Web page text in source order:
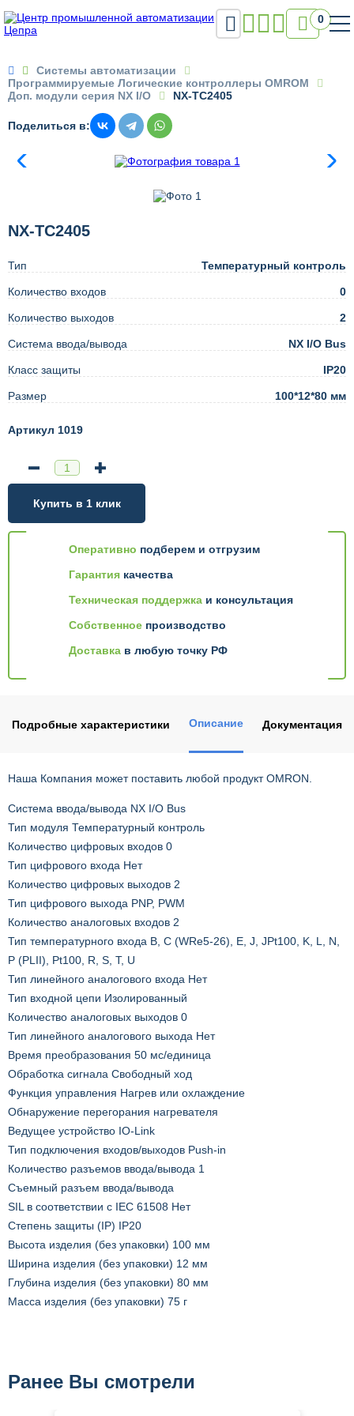
 0

Системы автоматизации
Программируемые Логические контроллеры OMROM
Доп. модули серия NX I/O
NX-TC2405
Поделиться в:
NX-TC2405
Тип Температурный контроль
Количество входов 0
Количество выходов 2
Система ввода/вывода NX I/O Bus
Класс защиты IP20
Размер 100*12*80 мм
Артикул 1019
Оперативно подберем и отгрузим
Гарантия качества
Техническая поддержка и консультация
Собственное производство
Доставка в любую точку РФ
Купить в 1 клик
Подробные характеристики Описание Документация
Наша Компания может поставить любой продукт OMRON.
Система ввода/вывода NX I/O Bus
Тип модуля Температурный контроль
Количество цифровых входов 0
Тип цифрового входа Нет
Количество цифровых выходов 2
Тип цифрового выхода PNP, PWM
Количество аналоговых входов 2
Тип температурного входа B, C (WRe5-26), E, J, JPt100, K, L, N,
P (PLII), Pt100, R, S, T, U
Тип линейного аналогового входа Нет
Тип входной цепи Изолированный
Количество аналоговых выходов 0
Тип линейного аналогового выхода Нет
Время преобразования 50 мс/единица
Обработка сигнала Свободный ход
Функция управления Нагрев или охлаждение
Обнаружение перегорания нагревателя
Ведущее устройство IO-Link
Тип подключения входов/выходов Push-in
Количество разъемов ввода/вывода 1
Съемный разъем ввода/вывода
SIL в соответствии с IEC 61508 Нет
Степень защиты (IP) IP20
Высота изделия (без упаковки) 100 мм
Ширина изделия (без упаковки) 12 мм
Глубина изделия (без упаковки) 80 мм
Масса изделия (без упаковки) 75 г
Ранее Вы смотрели